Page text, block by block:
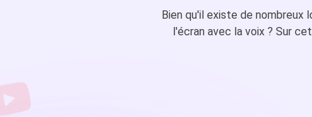
Bien qu'il existe de nombreux
l'écran avec la voix ? Sur